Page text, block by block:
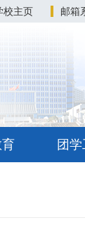
校主页 邮箱
团